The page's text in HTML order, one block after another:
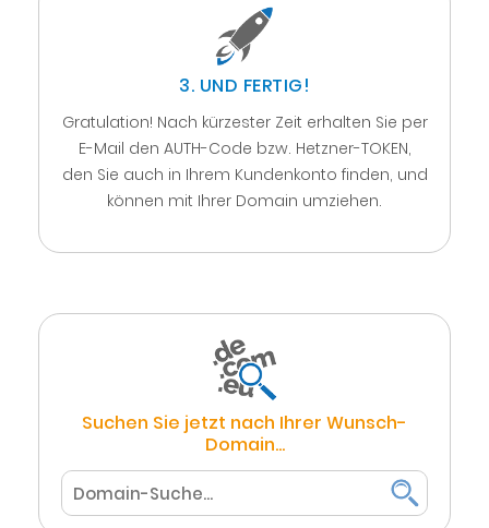
3. UND FERTIG!
Gratulation! Nach kürzester Zeit erhalten Sie per
E-Mail den AUTH-Code bzw. Hetzner-TOKEN,
den Sie auch in Ihrem Kundenkonto finden, und
können mit Ihrer Domain umziehen.
Suchen Sie jetzt nach Ihrer Wunsch-
Domain...